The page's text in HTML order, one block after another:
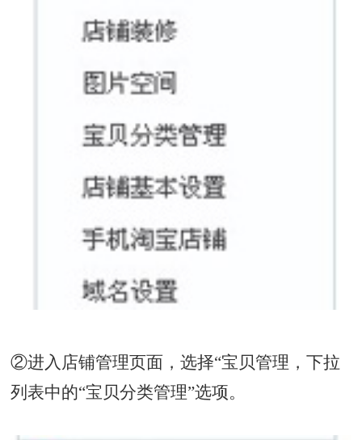
②进入店铺管理页面，选择“宝贝管理，下拉
列表中的“宝贝分类管理”选项。